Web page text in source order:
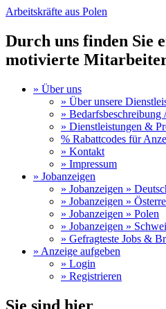
Arbeitskräfte aus Polen
Durch uns finden Sie
motivierte
» Über uns
» Über unsere
»
» Dienstleistungen &
% Rabattcodes für
» Kontakt
» Impressum
» Jobanzeigen
» Jobanzeigen »
» Jobanzeigen »
» Jobanzeigen » Polen
» Jobanzeigen »
» Gefragteste Jobs &
» Anzeige aufgeben
» Login
» Registrieren
Sie sind hier